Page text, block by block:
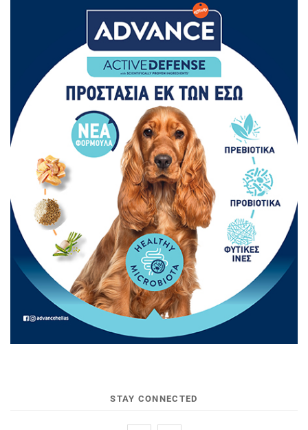
STAY CONNECTED